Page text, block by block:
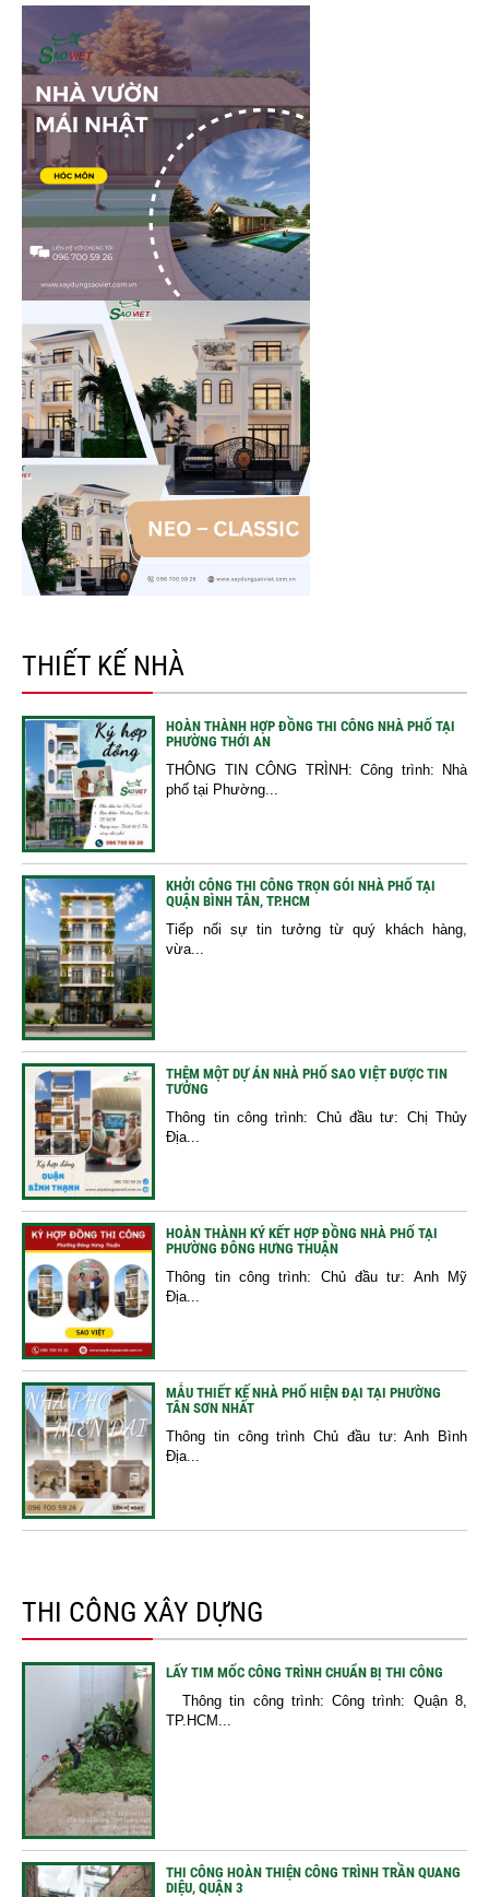
THIẾT KẾ NHÀ
HOÀN THÀNH HỢP ĐỒNG THI CÔNG NHÀ PHỐ TẠI
PHƯỜNG THỚI AN
THÔNG TIN CÔNG TRÌNH: Công trình: Nhà
phố tại Phường...
KHỞI CÔNG THI CÔNG TRỌN GÓI NHÀ PHỐ TẠI
QUẬN BÌNH TÂN, TP.HCM
Tiếp nối sự tin tưởng từ quý khách hàng,
vừa...
THÊM MỘT DỰ ÁN NHÀ PHỐ SAO VIỆT ĐƯỢC TIN
TƯỞNG
Thông tin công trình: Chủ đầu tư: Chị Thủy
Địa...
HOÀN THÀNH KÝ KẾT HỢP ĐỒNG NHÀ PHỐ TẠI
PHƯỜNG ĐÔNG HƯNG THUẬN
Thông tin công trình: Chủ đầu tư: Anh Mỹ
Địa...
MẪU THIẾT KẾ NHÀ PHỐ HIỆN ĐẠI TẠI PHƯỜNG
TÂN SƠN NHẤT
Thông tin công trình Chủ đầu tư: Anh Bình
Địa...
THI CÔNG XÂY DỰNG
LẤY TIM MỐC CÔNG TRÌNH CHUẨN BỊ THI CÔNG
Thông tin công trình: Công trình: Quận 8,
TP.HCM...
THI CÔNG HOÀN THIỆN CÔNG TRÌNH TRẦN QUANG
DIỆU, QUẬN 3